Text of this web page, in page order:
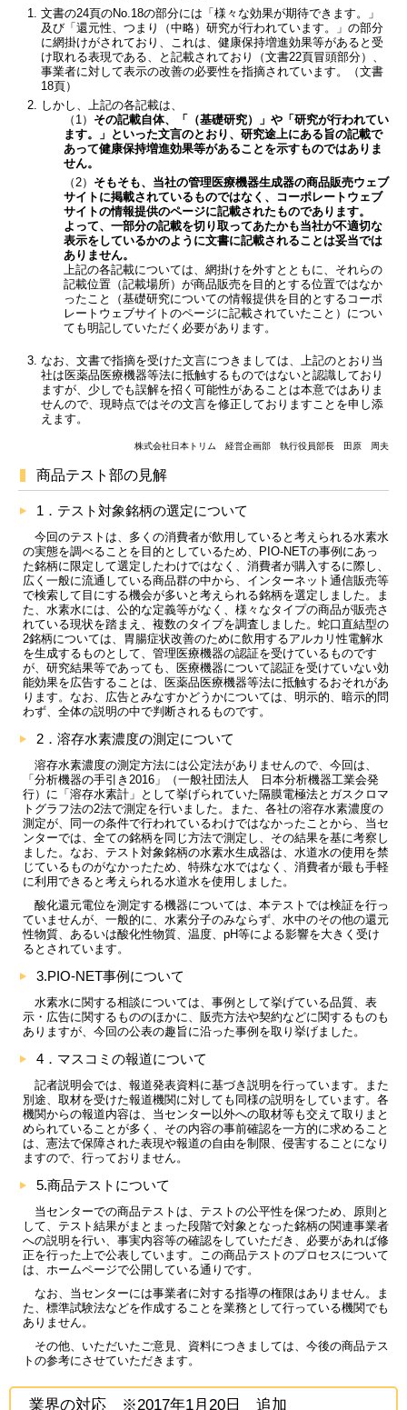
文書の24頁のNo.18の部分には「様々な効果が期待できます。」
及び「還元性、つまり（中略）研究が行われています。」の部分
に網掛けがされており、これは、健康保持増進効果等があると受
け取れる表現である、と記載されており（文書22頁冒頭部分）、
事業者に対して表示の改善の必要性を指摘されています。（文書
18頁）
しかし、上記の各記載は、
（1） その記載自体、「（基礎研究）」や「研究が行われてい
ます。」といった文言のとおり、研究途上にある旨の記載で
あって健康保持増進効果等があることを示すものではありま
せん。
（2） そもそも、当社の管理医療機器生成器の商品販売ウェブ
サイトに掲載されているものではなく、コーポレートウェブ
サイトの情報提供のページに記載されたものであります。
よって、一部分の記載を切り取ってあたかも当社が不適切な
表示をしているかのように文書に記載されることは妥当では
ありません。
上記の各記載については、網掛けを外すとともに、それらの
記載位置（記載場所）が商品販売を目的とする位置ではなか
ったこと（基礎研究についての情報提供を目的とするコーポ
レートウェブサイトのページに記載されていたこと）につい
ても明記していただく必要があります。
なお、文書で指摘を受けた文言につきましては、上記のとおり当
社は医薬品医療機器等法に抵触するものではないと認識しており
ますが、少しでも誤解を招く可能性があることは本意ではありま
せんので、現時点ではその文言を修正しておりますことを申し添
えます。
株式会社日本トリム 経営企画部 執行役員部長 田原 周夫
商品テスト部の見解
1．テスト対象銘柄の選定について
今回のテストは、多くの消費者が飲用していると考えられる水素水
の実態を調べることを目的としているため、PIO-NETの事例にあっ
た銘柄に限定して選定したわけではなく、消費者が購入するに際し、
広く一般に流通している商品群の中から、インターネット通信販売等
で検索して目にする機会が多いと考えられる銘柄を選定しました。ま
た、水素水には、公的な定義等がなく、様々なタイプの商品が販売さ
れている現状を踏まえ、複数のタイプを調査しました。蛇口直結型の
2銘柄については、胃腸症状改善のために飲用するアルカリ性電解水
を生成するものとして、管理医療機器の認証を受けているものです
が、研究結果等であっても、医療機器について認証を受けていない効
能効果を広告することは、医薬品医療機器等法に抵触するおそれがあ
ります。なお、広告とみなすかどうかについては、明示的、暗示的問
わず、全体の説明の中で判断されるものです。
2．溶存水素濃度の測定について
溶存水素濃度の測定方法には公定法がありませんので、今回は、
「分析機器の手引き2016」（一般社団法人 日本分析機器工業会発
行）に「溶存水素計」として挙げられていた隔膜電極法とガスクロマ
トグラフ法の2法で測定を行いました。また、各社の溶存水素濃度の
測定が、同一の条件で行われているわけではなかったことから、当セ
ンターでは、全ての銘柄を同じ方法で測定し、その結果を基に考察し
ました。なお、テスト対象銘柄の水素水生成器は、水道水の使用を禁
じているものがなかったため、特殊な水ではなく、消費者が最も手軽
に利用できると考えられる水道水を使用しました。
酸化還元電位を測定する機器については、本テストでは検証を行っ
ていませんが、一般的に、水素分子のみならず、水中のその他の還元
性物質、あるいは酸化性物質、温度、pH等による影響を大きく受け
るとされています。
3.PIO-NET事例について
水素水に関する相談については、事例として挙げている品質、表
示・広告に関するもののほかに、販売方法や契約などに関するものも
ありますが、今回の公表の趣旨に沿った事例を取り挙げました。
4．マスコミの報道について
記者説明会では、報道発表資料に基づき説明を行っています。また
別途、取材を受けた報道機関に対しても同様の説明をしています。各
機関からの報道内容は、当センター以外への取材等も交えて取りまと
められていることが多く、その内容の事前確認を一方的に求めること
は、憲法で保障された表現や報道の自由を制限、侵害することになり
ますので、行っておりません。
5.商品テストについて
当センターでの商品テストは、テストの公平性を保つため、原則と
して、テスト結果がまとまった段階で対象となった銘柄の関連事業者
への説明を行い、事実内容等の確認をしていただき、必要があれば修
正を行った上で公表しています。この商品テストのプロセスについて
は、ホームページで公開している通りです。
なお、当センターには事業者に対する指導の権限はありません。ま
た、標準試験法などを作成することを業務として行っている機関でも
ありません。
その他、いただいたご意見、資料につきましては、今後の商品テス
トの参考にさせていただきます。
業界の対応 ※2017年1月20日 追加